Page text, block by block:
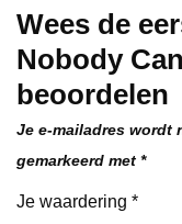
Wees de
Nobody
beoordelen
Je e-mailadres wordt
gemarkeerd met *
Je waardering *